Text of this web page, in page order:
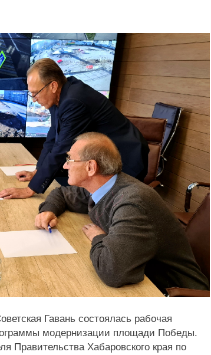
Гавань состоялась рабочая
модернизации площади Победы.
Правительства Хабаровского края по